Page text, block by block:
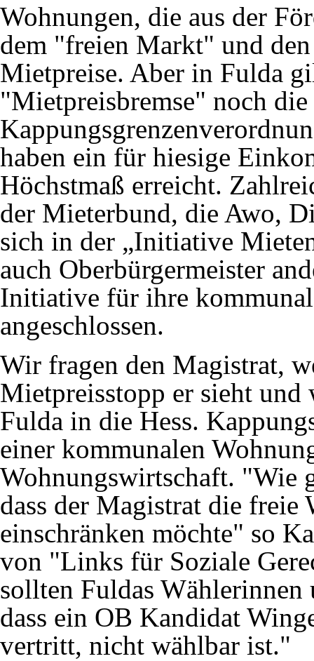
Wohnungen, die aus der
dem "freien Markt" und
Mietpreise. Aber in Fulda
"Mietpreisbremse" noch die
haben ein für hiesige
Höchstmaß erreicht.
der Mieterbund, die Awo,
sich in der „Initiative
auch Oberbürgermeister
Initiative für ihre
angeschlossen.
Wir fragen den Magistrat,
Mietpreisstopp er sieht und
Fulda in die Hess.
einer kommunalen
Wohnungswirtschaft. "Wie
dass der Magistrat die
einschränken möchte" so
von "Links für Soziale
sollten Fuldas Wählerinnen
dass ein OB Kandidat
vertritt, nicht wählbar ist."